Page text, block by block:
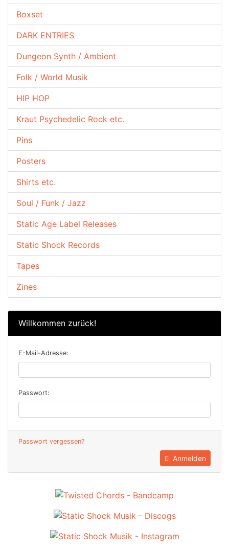
Boxset
DARK ENTRIES
Dungeon Synth / Ambient
Folk / World Musik
HIP HOP
Kraut Psychedelic Rock etc.
Pins
Posters
Shirts etc.
Soul / Funk / Jazz
Static Age Label Releases
Static Shock Records
Tapes
Zines
Willkommen zurück!
E-Mail-Adresse:
Passwort:
Passwort vergessen?
Anmelden